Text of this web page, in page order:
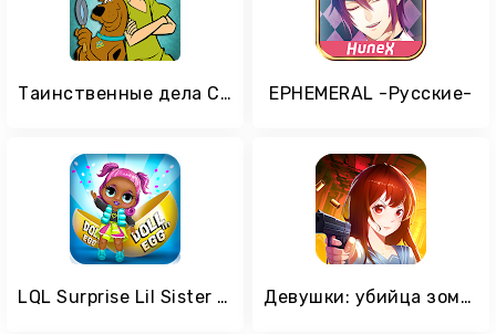
Таинственные дела Скуби-Ду EPHEMERAL -Русские-
LQL Surprise Lil Sister Doll Confetti POP Девушки: убийца зомби